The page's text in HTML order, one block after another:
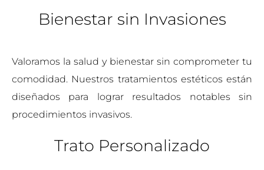
Bienestar sin Invasiones
Valoramos la salud y bienestar sin comprometer tu
comodidad. Nuestros tratamientos estéticos están
diseñados para lograr resultados notables sin
procedimientos invasivos.
Trato Personalizado